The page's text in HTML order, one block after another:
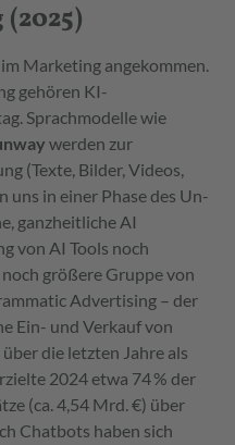
Marketing angekommen.
gehören KI-
Sprachmodelle wie
werden zur
(Texte, Bilder, Videos,
uns in einer Phase des Un-
ganzheitliche AI
von AI Tools noch
größere Gruppe von
Advertising – der
Ein- und Verkauf von
die letzten Jahre als
2024 etwa 74 % der
(ca. 4,54 Mrd. €) über
Chatbots haben sich